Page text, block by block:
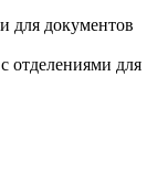
для документов
отделениями для